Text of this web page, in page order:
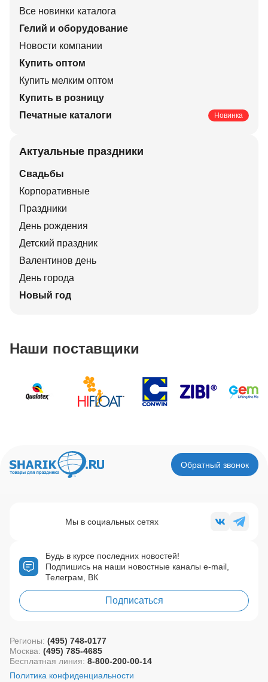
Все новинки каталога
Гелий и оборудование
Новости компании
Купить оптом
Купить мелким оптом
Купить в розницу
Печатные каталоги
Новинка
Актуальные праздники
Свадьбы
Корпоративные
Праздники
День рождения
Детский праздник
Валентинов день
День города
Новый год
Наши поставщики
Обратный звонок
Будь в курсе последних новостей!
Подпишись на наши новостные каналы e-mail,
Телеграм, ВК
Подписаться
Мы в социальных сетях
Регионы: (495) 748-0177
Москва: (495) 785-4685
Бесплатная линия: 8-800-200-00-14
Политика конфиденциальности